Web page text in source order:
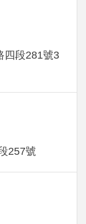
四段281號3
257號